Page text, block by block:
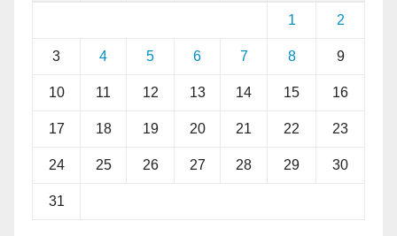
1 2
3 4 5 6 7 8 9
10 11 12 13 14 15 16
17 18 19 20 21 22 23
24 25 26 27 28 29 30
31